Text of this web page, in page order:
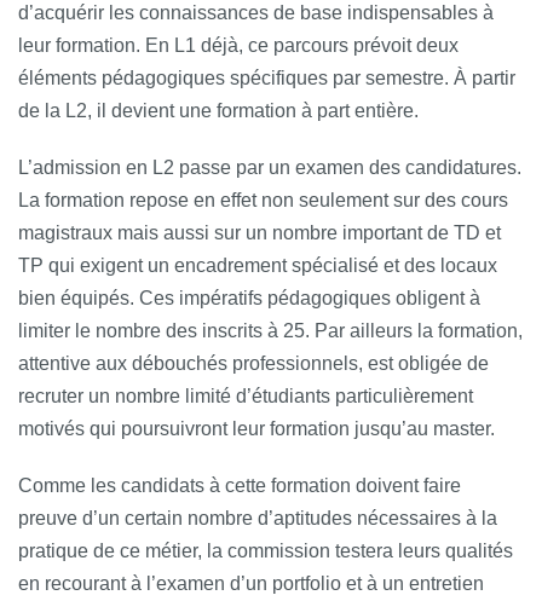
d’acquérir les connaissances de base indispensables à
leur formation. En L1 déjà, ce parcours prévoit deux
éléments pédagogiques spécifiques par semestre. À partir
de la L2, il devient une formation à part entière.
L’admission en L2 passe par un examen des candidatures.
La formation repose en effet non seulement sur des cours
magistraux mais aussi sur un nombre important de TD et
TP qui exigent un encadrement spécialisé et des locaux
bien équipés. Ces impératifs pédagogiques obligent à
limiter le nombre des inscrits à 25. Par ailleurs la formation,
attentive aux débouchés professionnels, est obligée de
recruter un nombre limité d’étudiants particulièrement
motivés qui poursuivront leur formation jusqu’au master.
Comme les candidats à cette formation doivent faire
preuve d’un certain nombre d’aptitudes nécessaires à la
pratique de ce métier, la commission testera leurs qualités
en recourant à l’examen d’un portfolio et à un entretien